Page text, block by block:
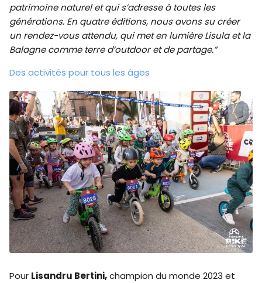
patrimoine naturel et qui s’adresse à toutes les
générations. En quatre éditions, nous avons su créer
un rendez-vous attendu, qui met en lumière Lisula et la
Balagne comme terre d’outdoor et de partage.”
Des activités pour tous les âges
Pour Lisandru Bertini,champion du monde 2023 et